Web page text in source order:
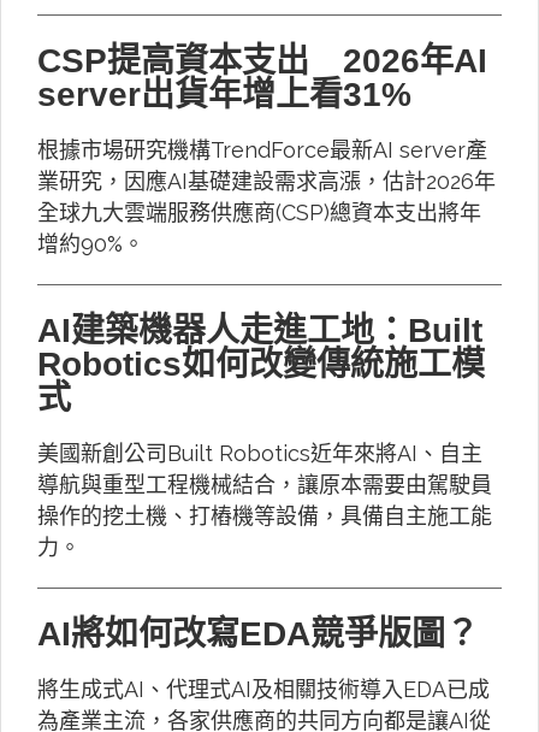
CSP提高資本支出 2026年AI
server出貨年增上看31%
根據市場研究機構TrendForce最新AI server產
業研究，因應AI基礎建設需求高漲，估計2026年
全球九大雲端服務供應商(CSP)總資本支出將年
增約90%。
AI建築機器人走進工地：Built
Robotics如何改變傳統施工模
式
美國新創公司Built Robotics近年來將AI、自主
導航與重型工程機械結合，讓原本需要由駕駛員
操作的挖土機、打樁機等設備，具備自主施工能
力。
AI將如何改寫EDA競爭版圖？
將生成式AI、代理式AI及相關技術導入EDA已成
為產業主流，各家供應商的共同方向都是讓AI從